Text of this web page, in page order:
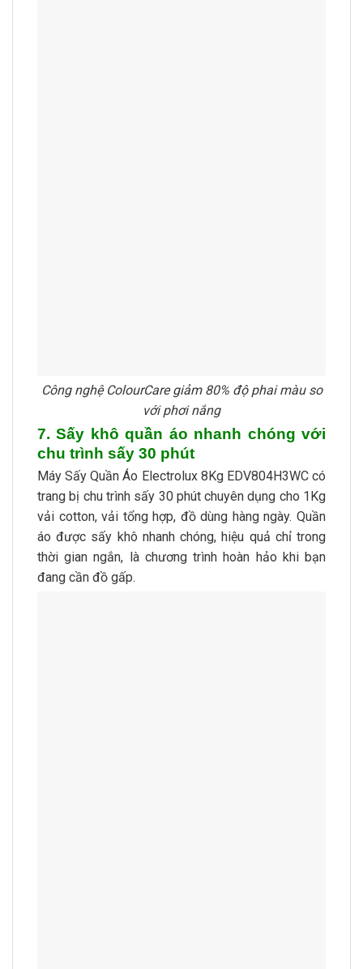
Công nghệ ColourCare giảm 80% độ phai màu so
với phơi nắng
7. Sấy khô quần áo nhanh chóng với
chu trình sấy 30 phút
Máy Sấy Quần Áo Electrolux 8Kg EDV804H3WC có
trang bị chu trình sấy 30 phút chuyên dụng cho 1Kg
vải cotton, vải tổng hợp, đồ dùng hàng ngày. Quần
áo được sấy khô nhanh chóng, hiệu quả chỉ trong
thời gian ngắn, là chương trình hoàn hảo khi bạn
đang cần đồ gấp.